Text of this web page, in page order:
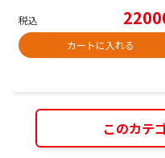
税込
カートに入れる
このカテ